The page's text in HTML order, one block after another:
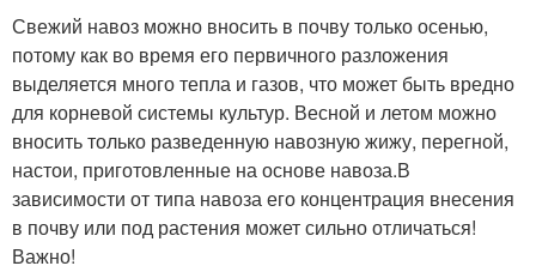
Свежий навоз можно вносить в почву только осенью,
потому как во время его первичного разложения
выделяется много тепла и газов, что может быть вредно
для корневой системы культур. Весной и летом можно
вносить только разведенную навозную жижу, перегной,
настои, приготовленные на основе навоза.В
зависимости от типа навоза его концентрация внесения
в почву или под растения может сильно отличаться!
Важно!